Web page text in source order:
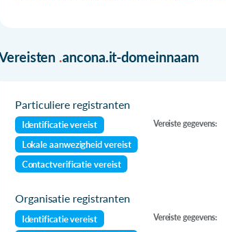
.ancona.it-domeinnaam
Particuliere registranten
Identificatie vereist
Lokale aanwezigheid vereist
Contactverificatie vereist
Vereiste gegevens:
Organisatie registranten
Identificatie vereist
Vereiste gegevens: